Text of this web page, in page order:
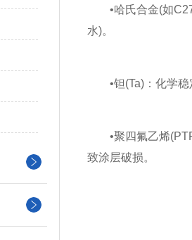
•哈氏合金(如
水)。
•钽(Ta)：化学稳
•聚四氟乙烯
致涂层破损。